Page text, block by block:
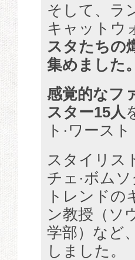
そして、ラ
キャットウ
スタたちの
集めました。
感覚的なフ
スター15人
ト·ワース
スタイリス
チェ·ボム
トレンドの
ン教授（ソ
学部）など
しました。